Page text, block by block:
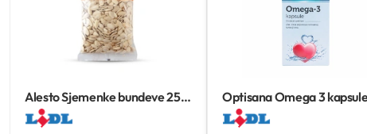
Alesto Sjemenke bundeve250
g
Optisana Omega 3
kom